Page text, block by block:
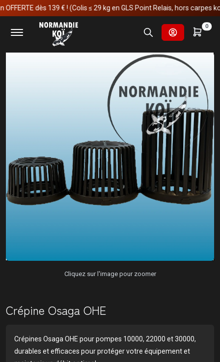
dès 139 € ! (Colis ≤ 29 kg en GLS Point Relais, hors carpes koï)
0
Accueil
Fournitures et technologies pour les bassins
Pièces détachées
Crépine Osaga OHE
Cliquez sur l'image pour zoomer
Crépine Osaga OHE
Crépines Osaga OHE pour pompes 10000, 22000 et 30000,
durables et efficaces pour protéger votre équipement et